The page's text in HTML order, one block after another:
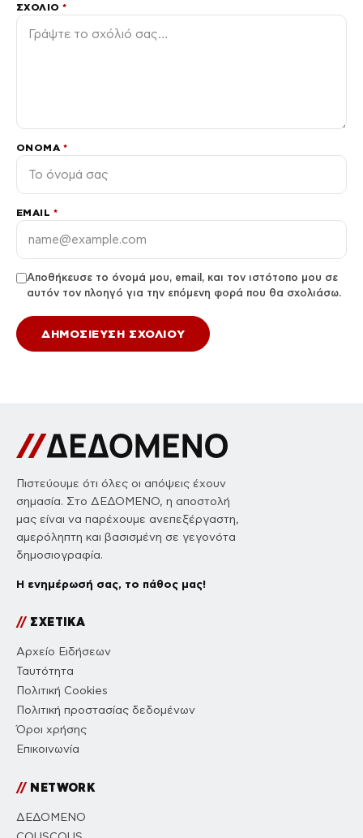
ΣΧΌΛΙΟ*
ΌΝΟΜΑ *
EMAIL *
Αποθήκευσε το όνομά μου, email, και τον ιστότοπο μου σε
αυτόν τον πλοηγό για την επόμενη φορά που θα σχολιάσω.
Πιστεύουμε ότι όλες οι απόψεις έχουν
σημασία. Στο ΔΕΔΟΜΕΝΟ, η αποστολή
μας είναι να παρέχουμε ανεπεξέργαστη,
αμερόληπτη και βασισμένη σε γεγονότα
δημοσιογραφία.
Η ενημέρωσή σας, το πάθος μας!
//ΣΧΕΤΙΚΑ
Αρχείο Ειδήσεων
Ταυτότητα
Πολιτική Cookies
Πολιτική προστασίας δεδομένων
Όροι χρήσης
Επικοινωνία
//NETWORK
ΔΕΔΟΜΕΝΟ